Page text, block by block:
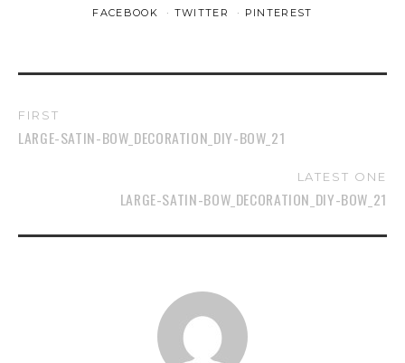
FACEBOOK TWITTER PINTEREST
FIRST
LARGE-SATIN-BOW_DECORATION_DIY-BOW_21
LATEST ONE
LARGE-SATIN-BOW_DECORATION_DIY-BOW_21